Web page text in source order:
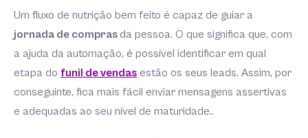
Um fluxo de nutrição bem feito é capaz de guiar a
jornada de compras da pessoa. O que significa que, com
a ajuda da automação, é possível identificar em qual
etapa do funil de vendas estão os seus leads. Assim, por
conseguinte, fica mais fácil enviar mensagens assertivas
e adequadas ao seu nível de maturidade..